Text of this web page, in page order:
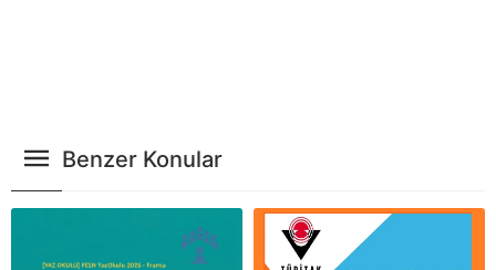
Benzer Konular